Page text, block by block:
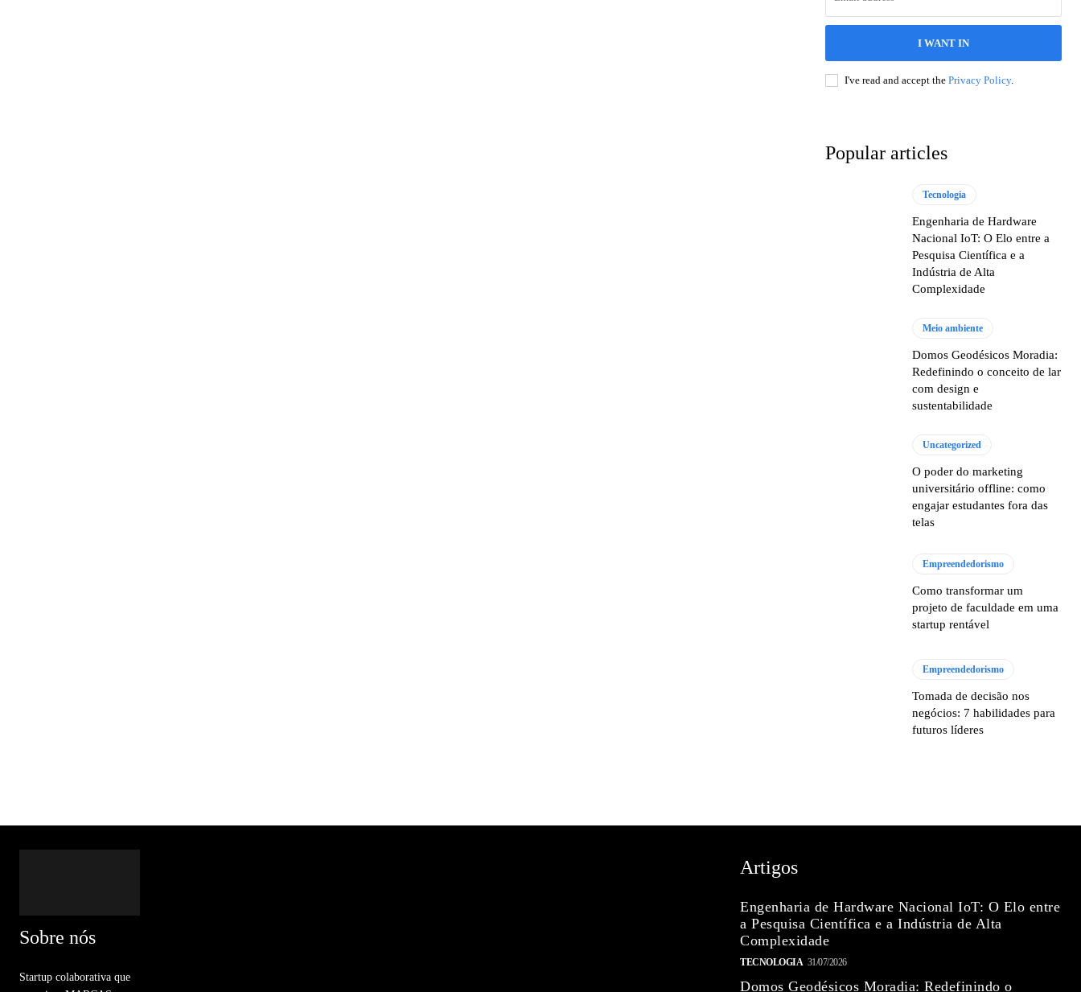
I WANT IN
I've read and accept the Privacy Policy.
Popular articles
Tecnologia
Engenharia de Hardware
Nacional IoT: O Elo entre a
Pesquisa Científica e a
Indústria de Alta
Complexidade
Meio ambiente
Domos Geodésicos Moradia:
Redefinindo o conceito de lar
com design e
sustentabilidade
Uncategorized
O poder do marketing
universitário offline: como
engajar estudantes fora das
telas
Empreendedorismo
Como transformar um
projeto de faculdade em uma
startup rentável
Empreendedorismo
Tomada de decisão nos
negócios: 7 habilidades para
futuros líderes
Sobre nós
Startup colaborativa que
Artigos
Engenharia de Hardware Nacional IoT: O Elo entre
a Pesquisa Científica e a Indústria de Alta
Complexidade
TECNOLOGIA 31/07/2026
Domos Geodésicos Moradia: Redefinindo o